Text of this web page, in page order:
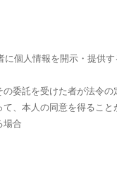
個人情報を開示・提供す
委託を受けた者が法令
、本人の同意を得ること
場合